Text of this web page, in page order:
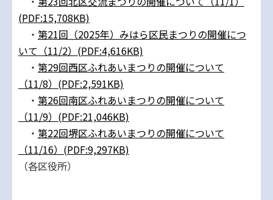
(PDF:15,708KB)
・ 第21回（2025年）みはら区民まつりの開催につ
いて（11/2）(PDF:4,616KB)
・ 第29回西区ふれあいまつりの開催について
（11/8）(PDF:2,591KB)
・ 第26回南区ふれあいまつりの開催について
（11/9）(PDF:21,046KB)
・ 第22回堺区ふれあいまつりの開催について
（11/16）(PDF:9,297KB)
（各区役所）